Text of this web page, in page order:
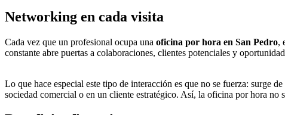
Networking en cada visita
Cada vez que un profesional ocupa una oficina por hora en San Pedro,
constante abre puertas a colaboraciones, clientes potenciales y
Lo que hace especial este tipo de interacción es que no se fuerza: surge
sociedad comercial o en un cliente estratégico. Así, la oficina por hora